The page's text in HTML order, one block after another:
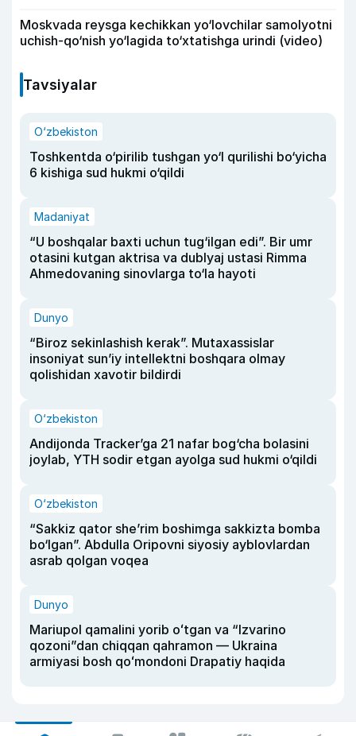
Moskvada reysga kechikkan yo‘lovchilar samolyotni
uchish-qo‘nish yo‘lagida to‘xtatishga urindi (video)
Tavsiyalar
O‘zbekiston
Toshkentda o‘pirilib tushgan yo‘l qurilishi bo‘yicha
6 kishiga sud hukmi o‘qildi
Madaniyat
“U boshqalar baxti uchun tug‘ilgan edi”. Bir umr
otasini kutgan aktrisa va dublyaj ustasi Rimma
Ahmedovaning sinovlarga to‘la hayoti
Dunyo
“Biroz sekinlashish kerak”. Mutaxassislar
insoniyat sun’iy intellektni boshqara olmay
qolishidan xavotir bildirdi
O‘zbekiston
Andijonda Tracker’ga 21 nafar bog‘cha bolasini
joylab, YTH sodir etgan ayolga sud hukmi o‘qildi
O‘zbekiston
“Sakkiz qator she’rim boshimga sakkizta bomba
bo‘lgan”. Abdulla Oripovni siyosiy ayblovlardan
asrab qolgan voqea
Dunyo
Mariupol qamalini yorib oʻtgan va “Izvarino
qozoni”dan chiqqan qahramon — Ukraina
armiyasi bosh qoʻmondoni Drapatiy haqida